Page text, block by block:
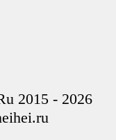
2015 - 2026